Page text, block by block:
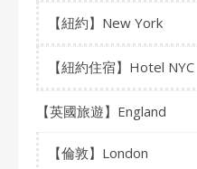
【紐約】New York
【紐約住宿】Hotel NYC
【英國旅遊】England
【倫敦】London